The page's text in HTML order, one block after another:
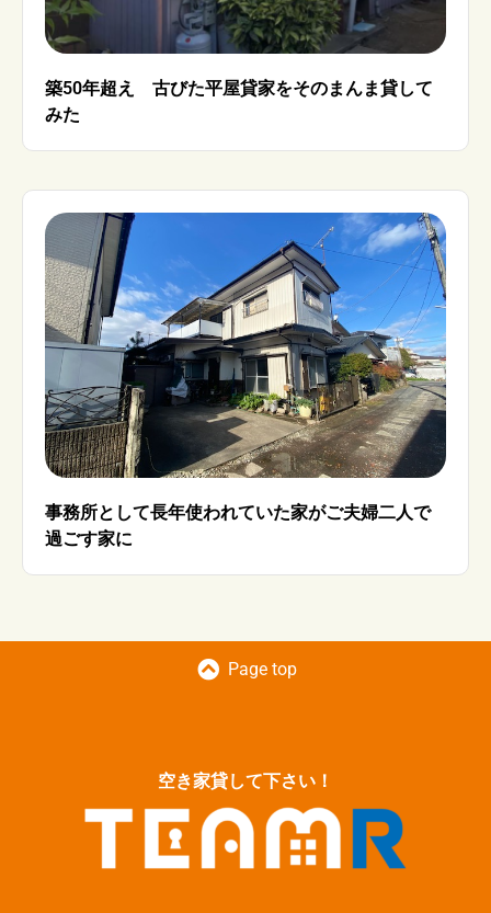
築50年超え 古びた平屋貸家をそのまんま貸して
みた
事務所として長年使われていた家がご夫婦二人で
過ごす家に
Page top
空き家貸して下さい！